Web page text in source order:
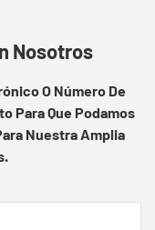
Nosotros
O Número De
Para Que Podamos
Nuestra Amplia